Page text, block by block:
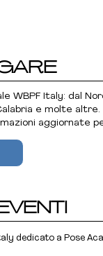
WBPF Italy: dal
e molte altre.
aggiornate
dedicato a Pose